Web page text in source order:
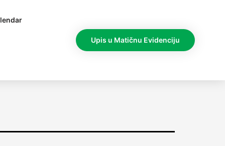
Upis u Matičnu Evidenciju